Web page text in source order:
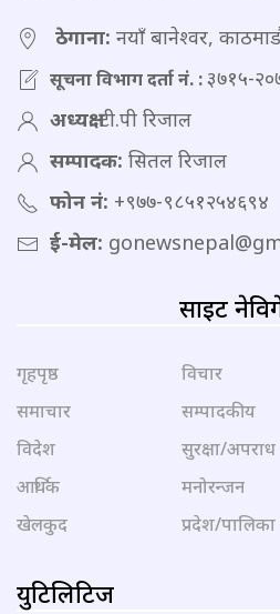
ठेगाना: नयाँ बानेश्वर,
सूचना विभाग दर्ता नं. :३७१५-
अध्यक्ष:टी.पी रिजाल
सम्पादक: सितल रिजाल
फोन नं: +९७७-९८५१२५४६९४
ई-मेल:
साइट
गृहपृष्ठ
समाचार
विदेश
आर्थिक
खेलकुद
विचार
सम्पादकीय
सुरक्षा/अपराध
मनोरन्जन
प्रदेश/पालिका
युटिलिटिज